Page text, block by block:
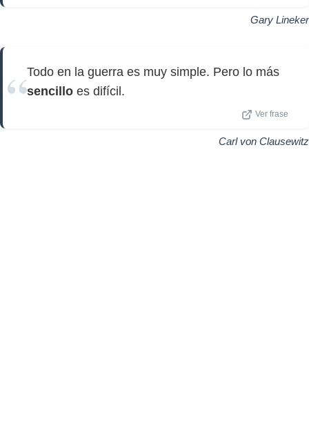
Gary Lineker
Todo en la guerra es muy simple. Pero lo más
sencillo es difícil.
Ver frase
Carl von Clausewitz